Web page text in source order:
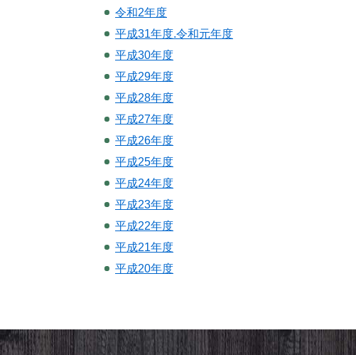
令和2年度
平成31年度.令和元年度
平成30年度
平成29年度
平成28年度
平成27年度
平成26年度
平成25年度
平成24年度
平成23年度
平成22年度
平成21年度
平成20年度